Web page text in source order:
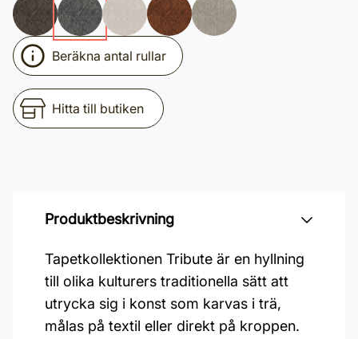
Beräkna antal rullar
Hitta till butiken
Produktbeskrivning
Tapetkollektionen Tribute är en hyllning
till olika kulturers traditionella sätt att
utrycka sig i konst som karvas i trä,
målas på textil eller direkt på kroppen.